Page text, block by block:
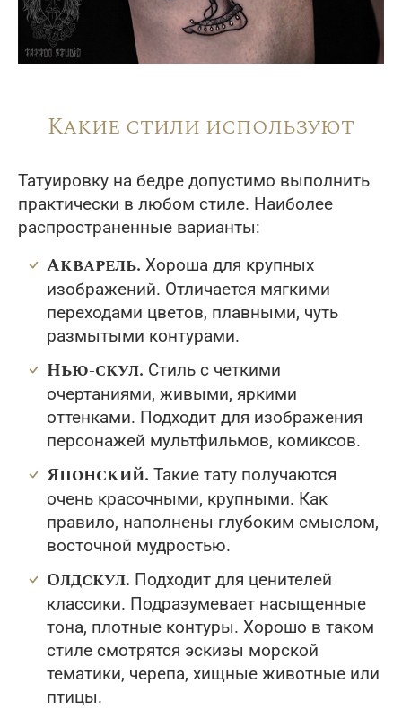
Какие стили используют
Татуировку на бедре допустимо выполнить
практически в любом стиле. Наиболее
распространенные варианты:
Акварель. Хороша для крупных
изображений. Отличается мягкими
переходами цветов, плавными, чуть
размытыми контурами.
Нью-скул. Стиль с четкими
очертаниями, живыми, яркими
оттенками. Подходит для изображения
персонажей мультфильмов, комиксов.
Японский. Такие тату получаются
очень красочными, крупными. Как
правило, наполнены глубоким смыслом,
восточной мудростью.
Олдскул. Подходит для ценителей
классики. Подразумевает насыщенные
тона, плотные контуры. Хорошо в таком
стиле смотрятся эскизы морской
тематики, черепа, хищные животные или
птицы.